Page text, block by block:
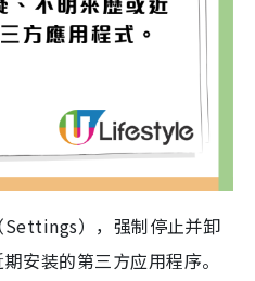
），强制停止并卸
安装的第三方应用程序。